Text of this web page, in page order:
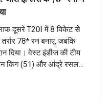
दूसरे T20I में 8 विकेट से
78* रन बनाए, जबकि
दिया। वेस्ट इंडीज की टीम
किंग (51) और आंद्रे रसल